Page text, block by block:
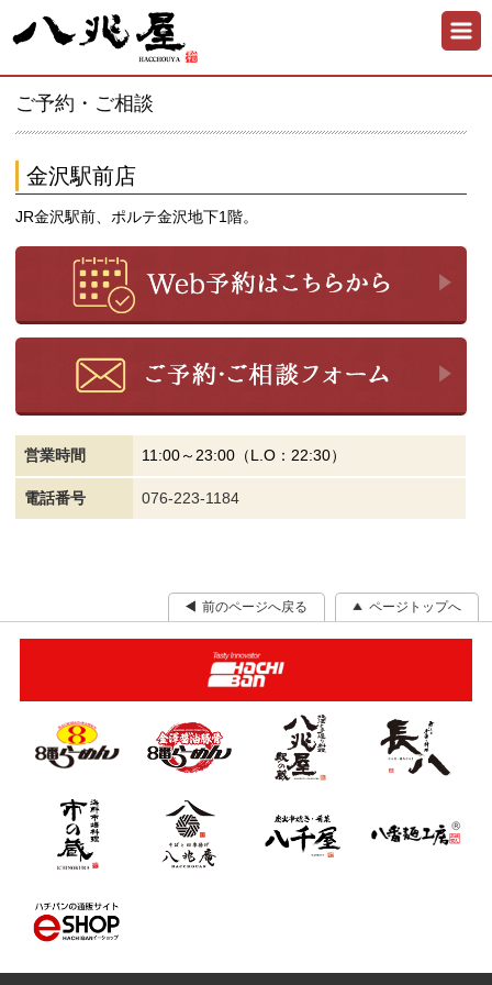
ご予約・ご相談
金沢駅前店
JR金沢駅前、ポルテ金沢地下1階。
営業時間 11:00～23:00（L.O：22:30）
電話番号 076-223-1184
前のページへ戻る ページトップへ